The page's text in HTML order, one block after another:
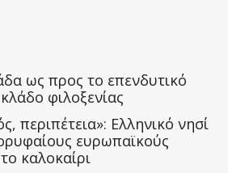
ως προς το επενδυτικό
φιλοξενίας
περιπέτεια»: Ελληνικό νησί
ευρωπαϊκούς
καλοκαίρι